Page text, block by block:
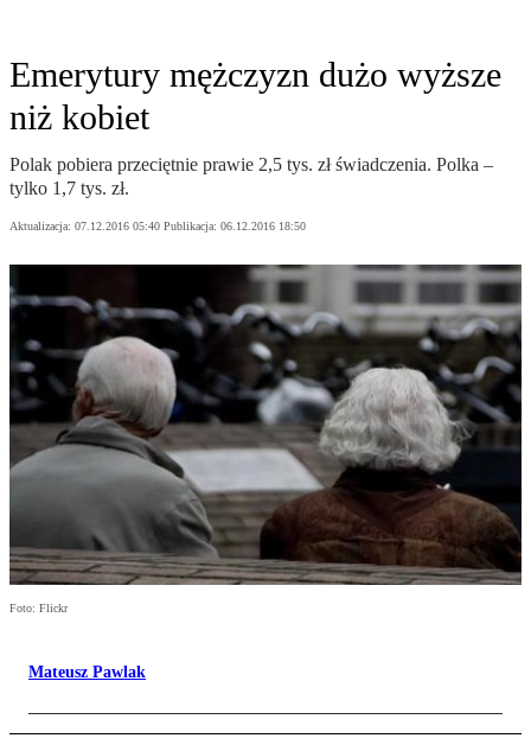
Emerytury mężczyzn dużo wyższe
niż kobiet
Polak pobiera przeciętnie prawie 2,5 tys. zł świadczenia. Polka –
tylko 1,7 tys. zł.
Aktualizacja: 07.12.2016 05:40 Publikacja: 06.12.2016 18:50
Foto: Flickr
Mateusz Pawlak